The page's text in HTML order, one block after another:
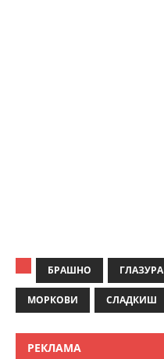
БРАШНО ГЛАЗУРА
МОРКОВИ СЛАДКИШ
РЕКЛАМА